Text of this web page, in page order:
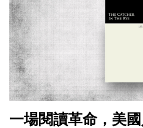
一場閱讀革命，美